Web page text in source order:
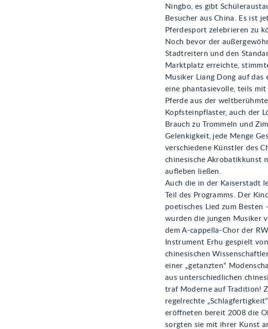
Ningbo, es gibt
Besucher aus China. Es ist
Pferdesport zelebrieren zu
Noch bevor der
Stadtreitern und den
Marktplatz erreichte,
Musiker Liang Dong auf
eine phantasievolle, teils mit
Pferde aus der
Kopfsteinpflaster, auch der
Brauch zu Trommeln und
Gelenkigkeit, jede Menge
verschiedene Künstler des
chinesische Akrobatikkunst
aufleben ließen.
Auch die in der Kaiserstadt
Teil des Programms. Der
poetisches Lied zum Besten
wurden die jungen Musiker
dem A-cappella-Chor der
Instrument Erhu gespielt
chinesischen
einer „getanzten“
aus unterschiedlichen
traf Moderne auf Tradition!
regelrechte
eröffneten bereit 2008 die
sorgten sie mit ihrer Kunst